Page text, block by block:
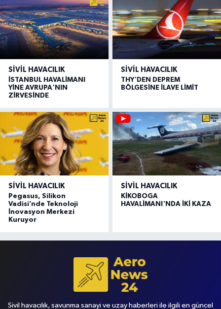
SIVIL HAVACILIK
İSTANBUL HAVALİMANI
YİNE AVRUPA'NIN
ZİRVESİNDE
SIVIL HAVACILIK
THY'DEN DEPREM
BÖLGESİNE İLAVE LİMİT
SIVIL HAVACILIK
Pegasus, Silikon
Vadisi’nde Teknoloji
İnovasyon Merkezi
Kuruyor
SIVIL HAVACILIK
KİKOBOGA
HAVALİMANI'NDA İKİ KAZA
Sivil havacılık, savunma sanayi ve uzay haberleri ile ilgili en güncel